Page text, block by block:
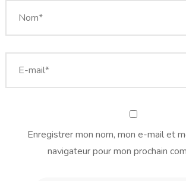
Enregistrer mon nom, mon e-mail et
navigateur pour mon prochain